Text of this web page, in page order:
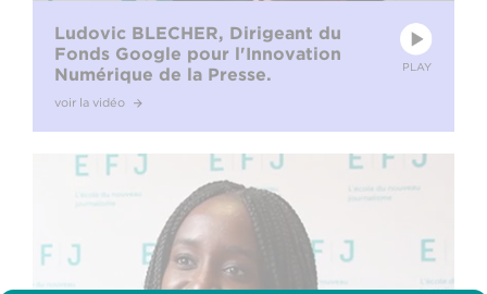
PLAY
Ludovic BLECHER, Dirigeant du
Fonds Google pour l'Innovation
Numérique de la Presse.
voir la vidéo